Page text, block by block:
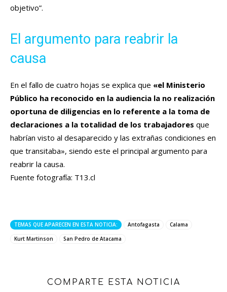
objetivo”.
El argumento para reabrir la
causa
En el fallo de cuatro hojas se explica que «el Ministerio
Público ha reconocido en la audiencia la no realización
oportuna de diligencias en lo referente a la toma de
declaraciones a la totalidad de los trabajadores que
habrían visto al desaparecido y las extrañas condiciones en
que transitaba», siendo este el principal argumento para
reabrir la causa.
Fuente fotografía: T13.cl
TEMAS QUE APARECEN EN ESTA NOTICIA: Antofagasta
Calama
Kurt Martinson
San Pedro de Atacama
COMPARTE ESTA NOTICIA